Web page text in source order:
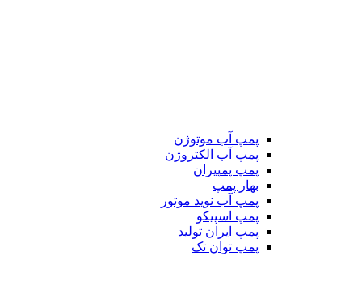
پمپ آب موتوژن
پمپ آب الکتروژن
پمپ پمپیران
بهار پمپ
پمپ آب نوید موتور
پمپ اسپیکو
پمپ ایران تولید
پمپ توان تک